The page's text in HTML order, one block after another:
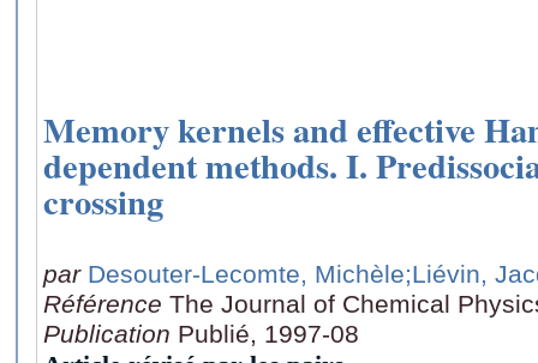
Memory kernels and effective
dependent methods. I.
crossing
par Desouter-Lecomte, Michèle;Liévin,
Référence The Journal of Chemical
Publication Publié, 1997-08